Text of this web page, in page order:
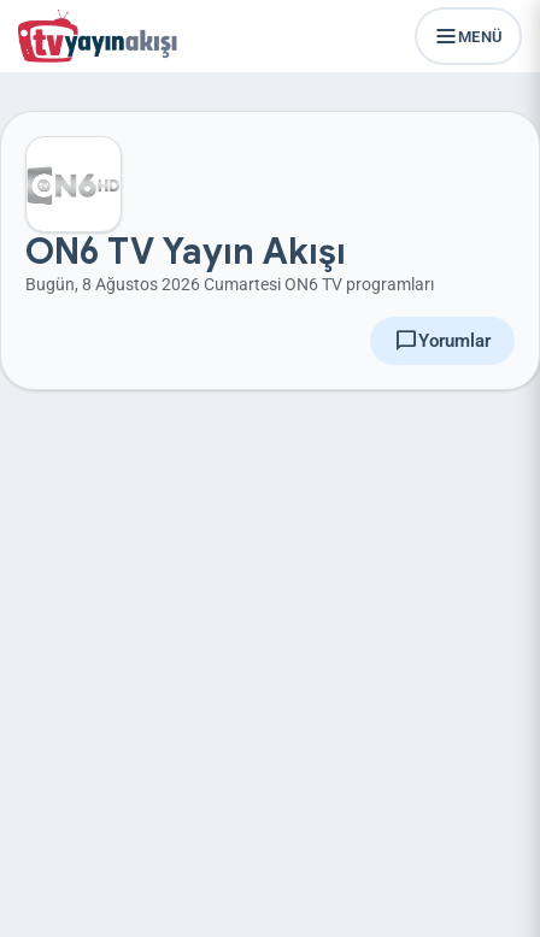
MENÜ
ON6 TV Yayın Akışı
Bugün, 8 Ağustos 2026 Cumartesi ON6 TV programları
chat_bubbleYorumlar